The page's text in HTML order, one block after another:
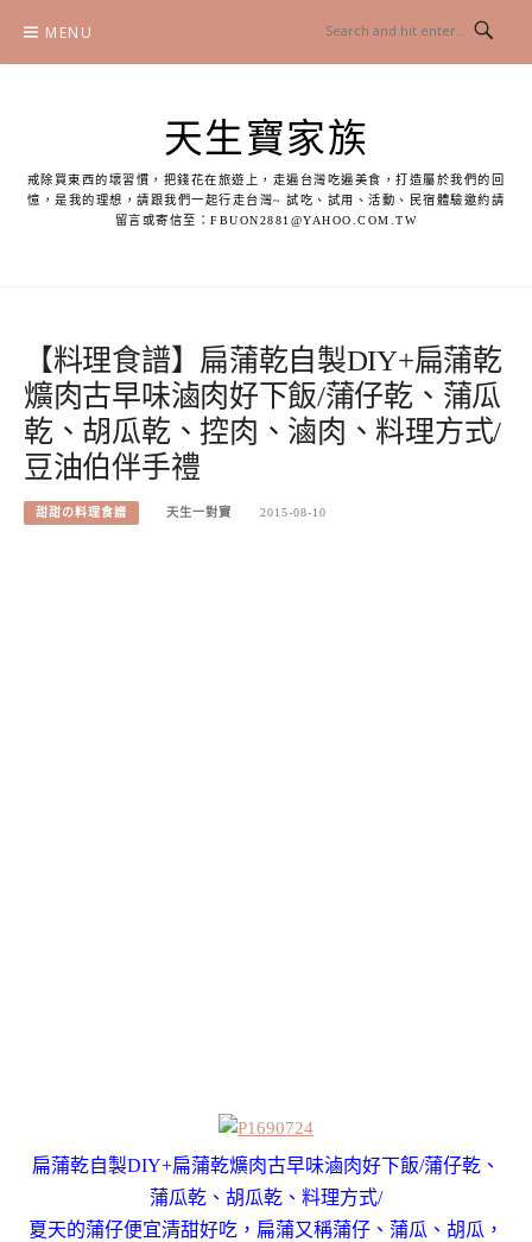
content
MENU
天生寶家族
戒除買東西的壞習慣，把錢花在旅遊上，走遍台灣吃遍美食，打造屬於我們的回
憶，是我的理想，請跟我們一起行走台灣~ 試吃、試用、活動、民宿體驗邀約請
留言或寄信至：FBUON2881@YAHOO.COM.TW
【料理食譜】扁蒲乾自製DIY+扁蒲乾
爌肉古早味滷肉好下飯/蒲仔乾、蒲瓜
乾、胡瓜乾、控肉、滷肉、料理方式/
豆油伯伴手禮
甜甜の料理食譜 天生一對寶 2015-08-10
扁蒲乾自製DIY+扁蒲乾爌肉古早味滷肉好下飯/蒲仔乾、
蒲瓜乾、胡瓜乾、料理方式/
夏天的蒲仔便宜清甜好吃，扁蒲又稱蒲仔、蒲瓜、胡瓜，